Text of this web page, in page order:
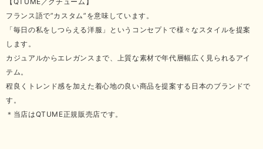
フランス語で”カスタム”を意味しています。
「毎日の私をしつらえる洋服」というコンセプトで様々なスタイルを提案
します。
カジュアルからエレガンスまで、上質な素材で年代層幅広く見られるアイ
テム。
程良くトレンド感を加えた着心地の良い商品を提案する日本のブランドで
す。
＊当店はQTUME正規販売店です。